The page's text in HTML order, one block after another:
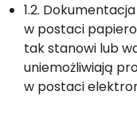
1.2.
w postaci
tak stanowi lub
uniemożliwiają
w postaci